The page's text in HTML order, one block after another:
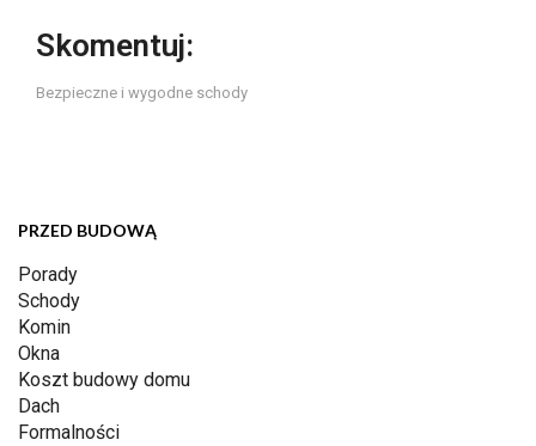
Skomentuj:
Bezpieczne i wygodne schody
PRZED BUDOWĄ
Porady
Schody
Komin
Okna
Koszt budowy domu
Dach
Formalności